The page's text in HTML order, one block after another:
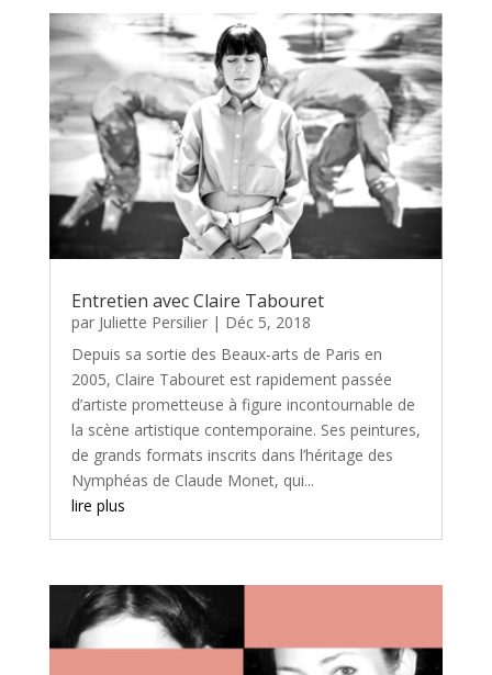
Entretien avec Claire Tabouret
par Juliette Persilier| Déc 5, 2018
Depuis sa sortie des Beaux-arts de Paris en
2005, Claire Tabouret est rapidement passée
d’artiste prometteuse à figure incontournable de
la scène artistique contemporaine. Ses peintures,
de grands formats inscrits dans l’héritage des
Nymphéas de Claude Monet, qui...
lire plus